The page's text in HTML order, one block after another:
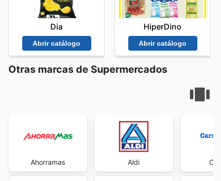
miembros de acceder a un valor excepcional en cada
adquisición. Stay up to date with Costco's weekly ads
and enjoy exclusive savings every day.
Dia
Abrir catálogo
HiperDino
Abrir catálogo
Otras marcas de Supermercados
Ahorramas Aldi